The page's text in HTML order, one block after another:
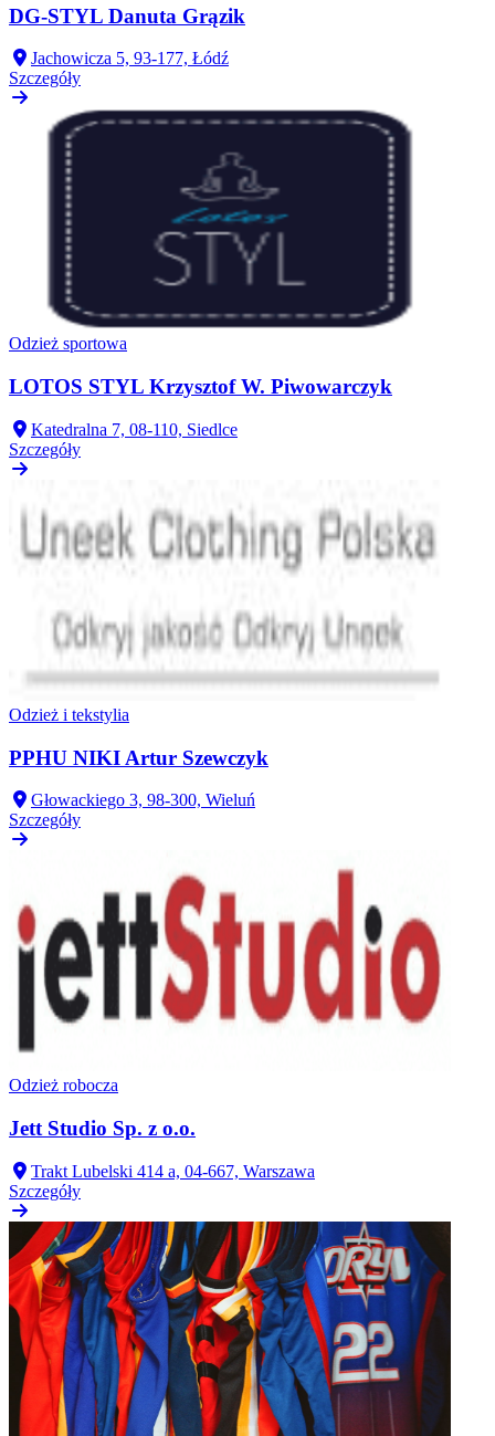
DG-STYL Danuta Grązik
Jachowicza 5, 93-177, Łódź
Szczegóły
Odzież sportowa
LOTOS STYL Krzysztof W. Piwowarczyk
Katedralna 7, 08-110, Siedlce
Szczegóły
Odzież i tekstylia
PPHU NIKI Artur Szewczyk
Głowackiego 3, 98-300, Wieluń
Szczegóły
Odzież robocza
Jett Studio Sp. z o.o.
Trakt Lubelski 414 a, 04-667, Warszawa
Szczegóły